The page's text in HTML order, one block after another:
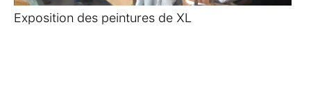
Exposition des peintures de XL